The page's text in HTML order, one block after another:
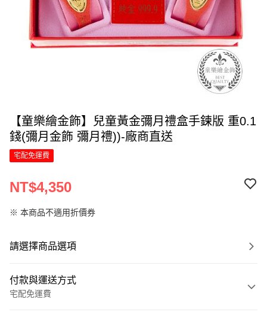
【童樂繪金飾】兒童黃金彌月禮盒手鍊版 重0.1
錢(彌月金飾 彌月禮))-廠商直送
宅配免運費
NT$4,350
※ 本商品不適用折價券
請選擇商品選項
付款與運送方式
宅配免運費